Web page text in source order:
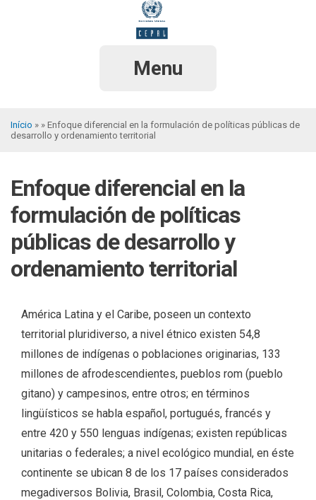
Menu
Trilha
navegação
Início
Enfoque diferencial en la formulación de políticas públicas de
desarrollo y ordenamiento territorial
Enfoque diferencial en la
formulación de políticas
públicas de desarrollo y
ordenamiento territorial
América Latina y el Caribe, poseen un contexto
territorial pluridiverso, a nivel étnico existen 54,8
millones de indígenas o poblaciones originarias, 133
millones de afrodescendientes, pueblos rom (pueblo
gitano) y campesinos, entre otros; en términos
lingüísticos se habla español, portugués, francés y
entre 420 y 550 lenguas indígenas; existen repúblicas
unitarias o federales; a nivel ecológico mundial, en éste
continente se ubican 8 de los 17 países considerados
megadiversos Bolivia, Brasil, Colombia, Costa Rica,